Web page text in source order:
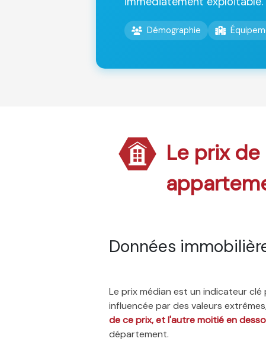
Démographie
Le prix
Données
Le prix médian est un indicateur
influencée par des valeurs
de ce prix, et l'autre moitié en
département.